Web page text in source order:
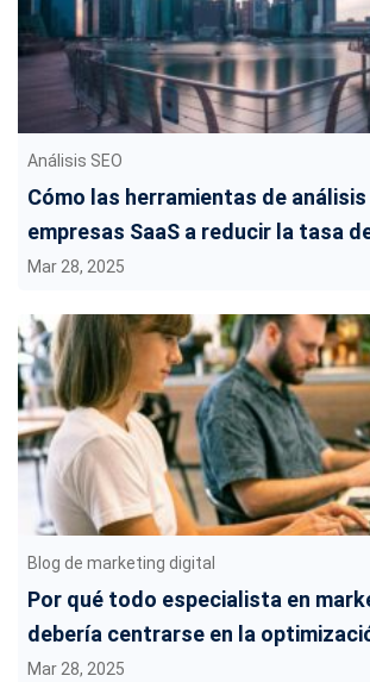
Análisis SEO
Cómo las herramientas de análisis
empresas SaaS a reducir la tasa
Mar 28, 2025
Blog de marketing digital
Por qué todo especialista en
debería centrarse en la
conversiones
Mar 28, 2025